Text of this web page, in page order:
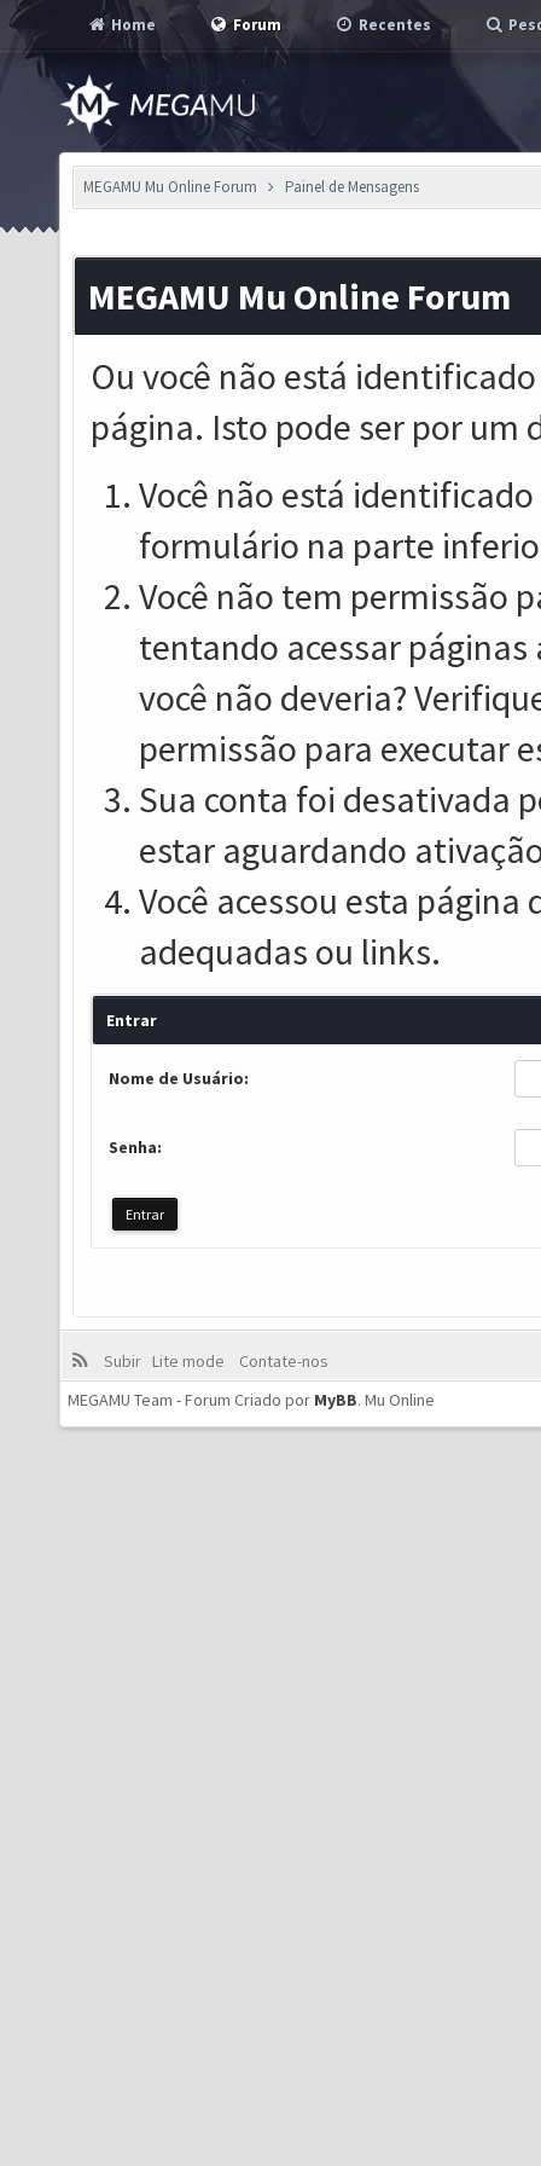
Home Forum Recentes
MEGAMU Mu Online Forum Painel de Mensagens
MEGAMU Mu Online Forum
Ou você não está
página. Isto pode ser por um
Você não está
formulário na parte
Você não tem permissão
tentando acessar
você não deveria?
permissão para executar
Sua conta foi desativada
estar aguardando
Você acessou esta
adequadas ou links.
Entrar
Nome de Usuário:
Senha:
Subir Lite mode
Contate-nos
MEGAMU Team - Forum Criado por MyBB. Mu Online